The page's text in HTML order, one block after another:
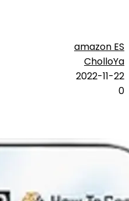
amazon ES
CholloYa
2022-11-22
0